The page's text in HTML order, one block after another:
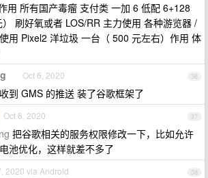
用 所有国产毒瘤 支付类 一加 6 低配 6+128
） 刷好氧或者 LOS/RR 主力使用 各种游览器 /
用 Pixel2 洋垃圾 一台（ 500 元左右）作用 体
36
Oct 6, 2020
到 GMS 的推送 装了谷歌框架了
37
Oct 6, 2020
把谷歌相关的服务权限修改一下，比如允许
池优化，这样就差不多了
38
2020 via Android